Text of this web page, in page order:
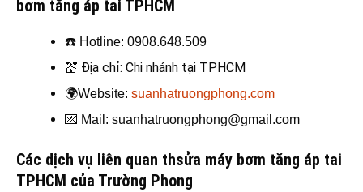
bơm tăng áp tai TPHCM
☎️ Hotline: 0908.648.509
💒 Địa chỉ: Chi nhánh tại TPHCM
🌍Website: suanhatruongphong.com
💌 Mail: suanhatruongphong@gmail.com
Các dịch vụ liên quan thsửa máy bơm tăng áp tai
TPHCM của Trường Phong